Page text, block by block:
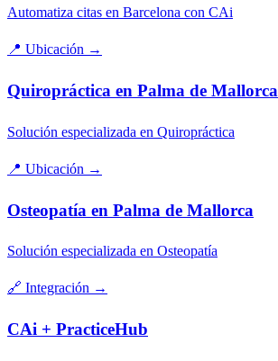
Automatiza citas en Barcelona con CAi
📍 Ubicación →
Quiropráctica en Palma de Mallorca
Solución especializada en Quiropráctica
📍 Ubicación →
Osteopatía en Palma de Mallorca
Solución especializada en Osteopatía
🔗 Integración →
CAi + PracticeHub